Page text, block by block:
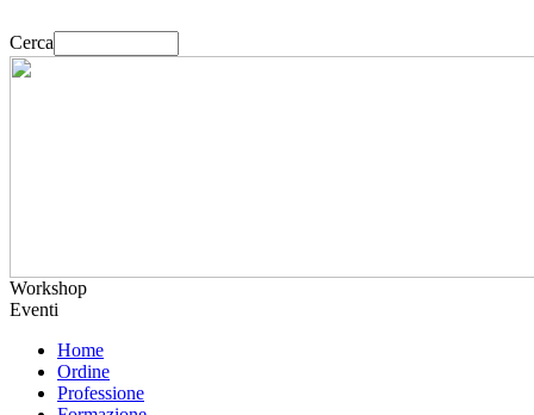
Cerca
Workshop
Eventi
Home
Ordine
Professione